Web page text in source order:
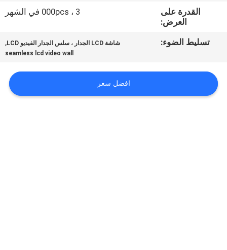
اقتباس
CASE
القدرة على
العرض:
3 ، 000pcs في الشهر
تسليط الضوء: شاشة LCD الجدار ، سلس الجدار الفيديو LCD ,
seamless lcd video wall
افضل سعر